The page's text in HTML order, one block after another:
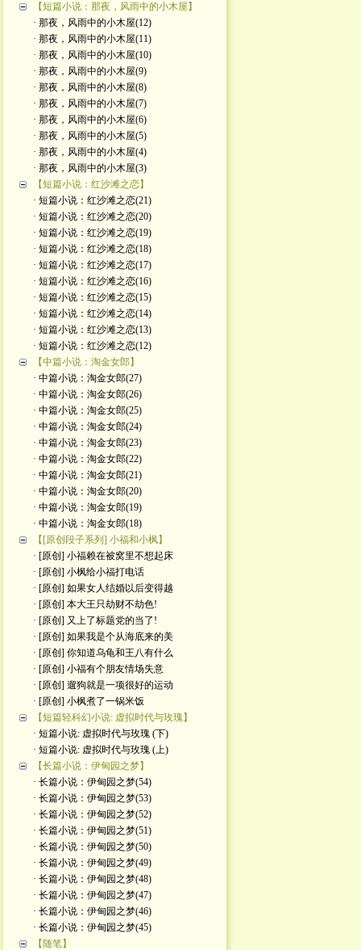
【短篇小说：那夜，风雨中的小木屋】
· 那夜，风雨中的小木屋(12)
· 那夜，风雨中的小木屋(11)
· 那夜，风雨中的小木屋(10)
· 那夜，风雨中的小木屋(9)
· 那夜，风雨中的小木屋(8)
· 那夜，风雨中的小木屋(7)
· 那夜，风雨中的小木屋(6)
· 那夜，风雨中的小木屋(5)
· 那夜，风雨中的小木屋(4)
· 那夜，风雨中的小木屋(3)
【短篇小说：红沙滩之恋】
· 短篇小说：红沙滩之恋(21)
· 短篇小说：红沙滩之恋(20)
· 短篇小说：红沙滩之恋(19)
· 短篇小说：红沙滩之恋(18)
· 短篇小说：红沙滩之恋(17)
· 短篇小说：红沙滩之恋(16)
· 短篇小说：红沙滩之恋(15)
· 短篇小说：红沙滩之恋(14)
· 短篇小说：红沙滩之恋(13)
· 短篇小说：红沙滩之恋(12)
【中篇小说：淘金女郎】
· 中篇小说：淘金女郎(27)
· 中篇小说：淘金女郎(26)
· 中篇小说：淘金女郎(25)
· 中篇小说：淘金女郎(24)
· 中篇小说：淘金女郎(23)
· 中篇小说：淘金女郎(22)
· 中篇小说：淘金女郎(21)
· 中篇小说：淘金女郎(20)
· 中篇小说：淘金女郎(19)
· 中篇小说：淘金女郎(18)
【[原创段子系列] 小福和小枫】
· [原创] 小福赖在被窝里不想起床
· [原创] 小枫给小福打电话
· [原创] 如果女人结婚以后变得越
· [原创] 本大王只劫财不劫色!
· [原创] 又上了标题党的当了!
· [原创] 如果我是个从海底来的美
· [原创] 你知道乌龟和王八有什么
· [原创] 小福有个朋友情场失意
· [原创] 遛狗就是一项很好的运动
· [原创] 小枫煮了一锅米饭
【短篇轻科幻小说: 虚拟时代与玫瑰】
· 短篇小说: 虚拟时代与玫瑰 (下)
· 短篇小说: 虚拟时代与玫瑰 (上)
【长篇小说：伊甸园之梦】
· 长篇小说：伊甸园之梦(54)
· 长篇小说：伊甸园之梦(53)
· 长篇小说：伊甸园之梦(52)
· 长篇小说：伊甸园之梦(51)
· 长篇小说：伊甸园之梦(50)
· 长篇小说：伊甸园之梦(49)
· 长篇小说：伊甸园之梦(48)
· 长篇小说：伊甸园之梦(47)
· 长篇小说：伊甸园之梦(46)
· 长篇小说：伊甸园之梦(45)
【随笔】